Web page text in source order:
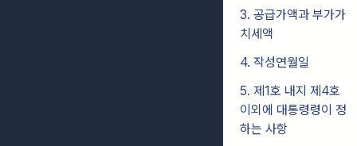
3. 공급가액과 부가가
치세액
4. 작성연월일
5. 제1호 내지 제4호
이외에 대통령령이 정
하는 사항